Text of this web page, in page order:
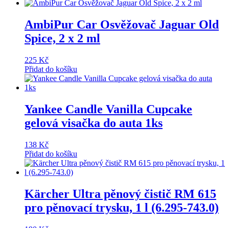
AmbiPur Car Osvěžovač Jaguar Old
Spice, 2 x 2 ml
225 Kč
Přidat do košíku
Yankee Candle Vanilla Cupcake
gelová visačka do auta 1ks
138 Kč
Přidat do košíku
Kärcher Ultra pěnový čistič RM 615
pro pěnovací trysku, 1 l (6.295-743.0)